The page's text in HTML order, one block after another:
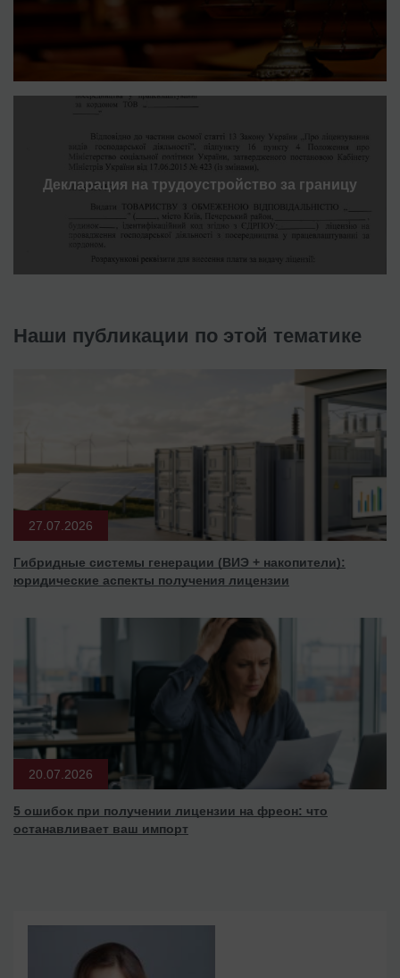
Декларация на трудоустройство за границу
Наши публикации по этой тематике
27.07.2026
Гибридные системы генерации (ВИЭ + накопители):
юридические аспекты получения лицензии
20.07.2026
5 ошибок при получении лицензии на фреон: что
останавливает ваш импорт